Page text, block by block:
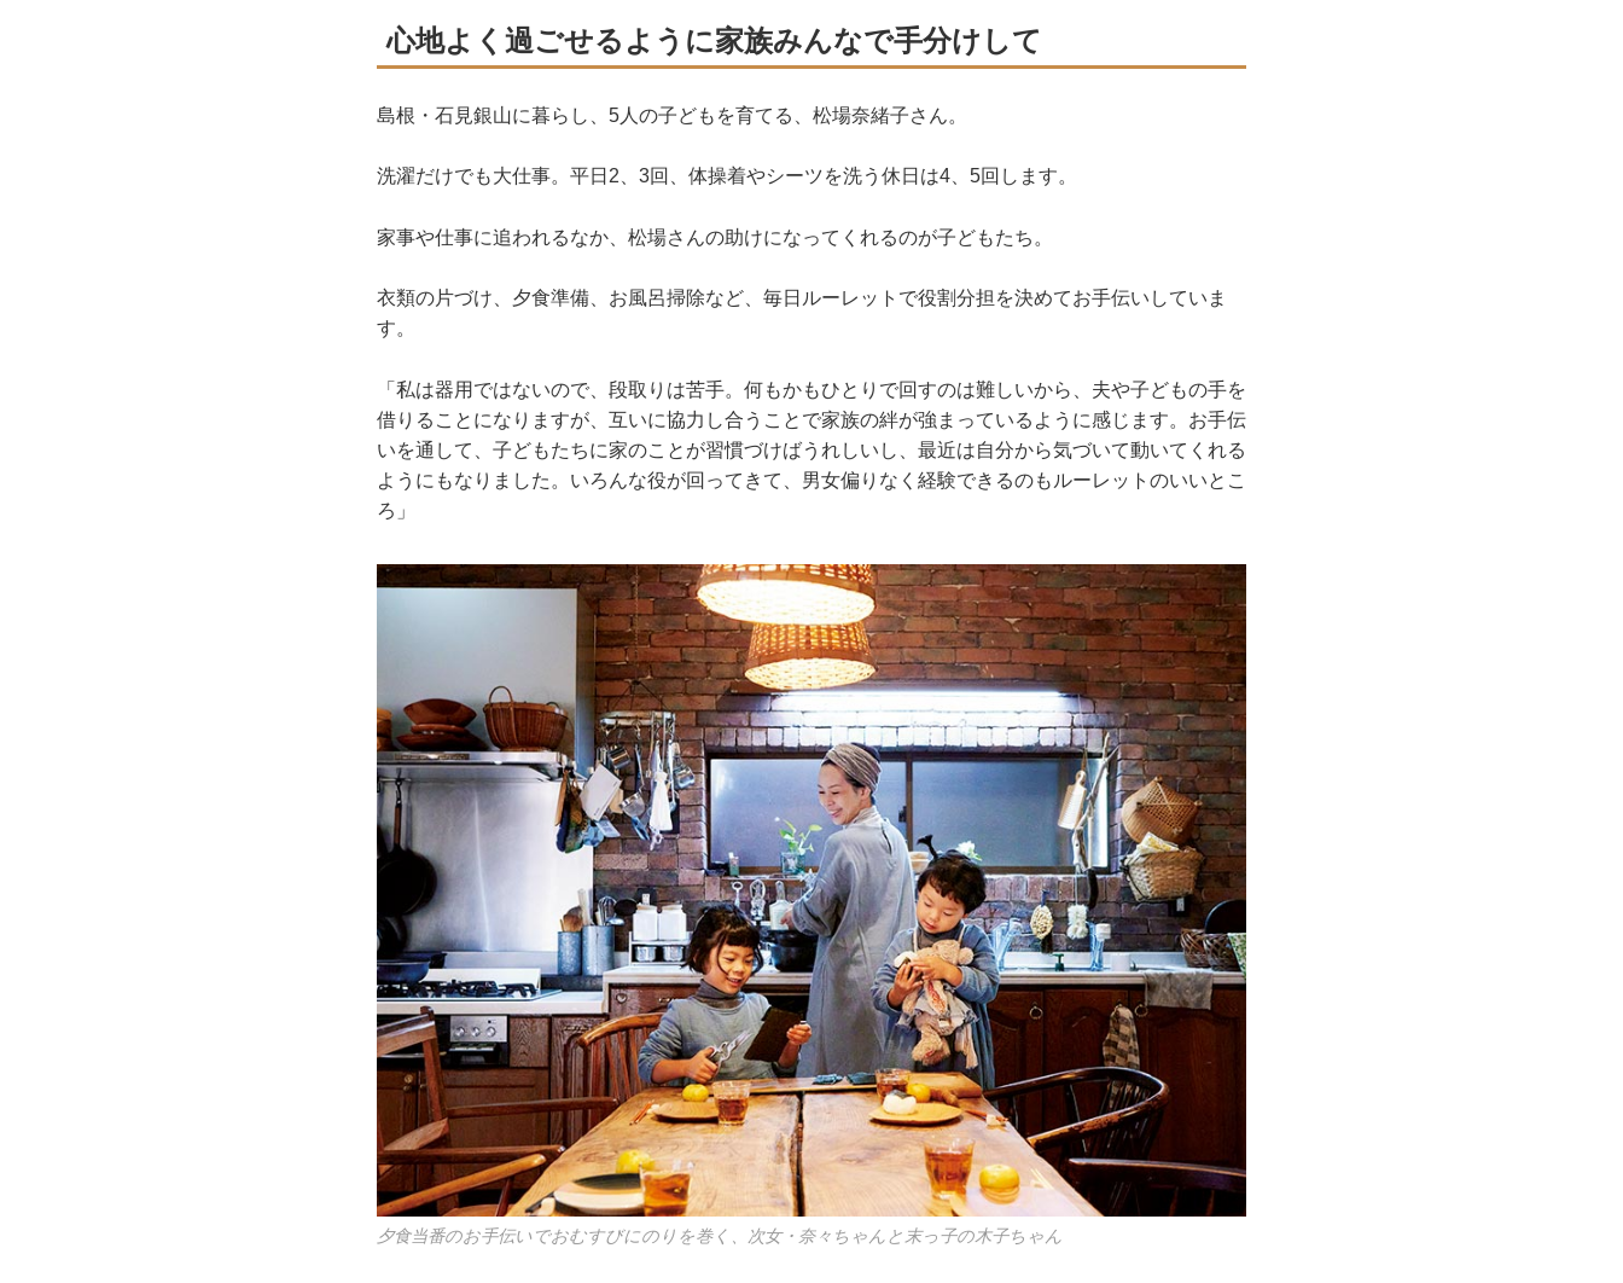
心地よく過ごせるように家族みんなで手分けして
島根・石見銀山に暮らし、5人の子どもを育てる、松場奈緒子さん。
洗濯だけでも大仕事。平日2、3回、体操着やシーツを洗う休日は4、5回します。
家事や仕事に追われるなか、松場さんの助けになってくれるのが子どもたち。
衣類の片づけ、夕食準備、お風呂掃除など、毎日ルーレットで役割分担を決めてお手伝いしていま
す。
「私は器用ではないので、段取りは苦手。何もかもひとりで回すのは難しいから、夫や子どもの手を
借りることになりますが、互いに協力し合うことで家族の絆が強まっているように感じます。お手伝
いを通して、子どもたちに家のことが習慣づけばうれしいし、最近は自分から気づいて動いてくれる
ようにもなりました。いろんな役が回ってきて、男女偏りなく経験できるのもルーレットのいいとこ
ろ」
夕食当番のお手伝いでおむすびにのりを巻く、次女・奈々ちゃんと末っ子の木子ちゃん